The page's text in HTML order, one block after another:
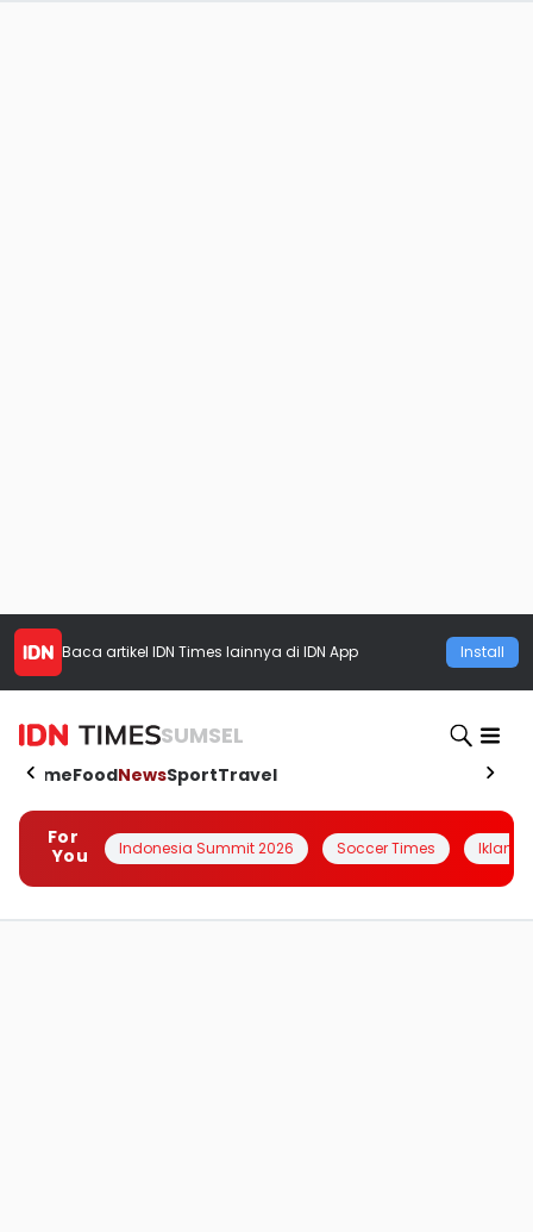
Baca artikel IDN Times lainnya di IDN App Install
SUMSEL
HomeFoodNewsSportTravel
For
You
Indonesia Summit 2026 Soccer Times Iklanin